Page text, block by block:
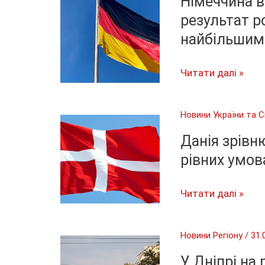
дітьми
з
прифронтових
що
українським
родинам
виплати
реформу
BAföG
студентів
результат
Німеччина
млрд,
але
результат
розчарував:
що
так
з
Читати далі »
Новини України та
Данія
рівних
Данія
для
чоловіків
Читати далі »
Новини Регіону/